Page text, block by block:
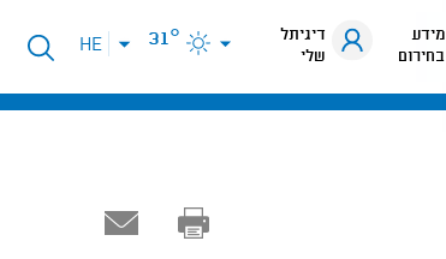
מידע
בחירום
דיגיתל
שלי
31°
פתיחת
תפריט
HE